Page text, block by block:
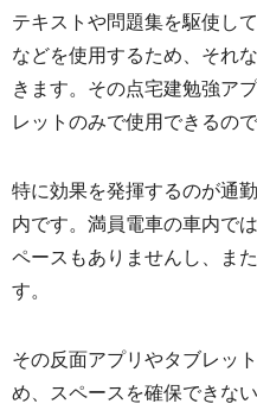
テキストや問題集を駆使し
などを使用するため、それ
きます。その点宅建勉強ア
レットのみで使用できるの
特に効果を発揮するのが通
内です。満員電車の車内で
ペースもありませんし、ま
す。
その反面アプリやタブレッ
め、スペースを確保できな